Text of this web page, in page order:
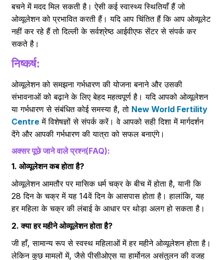
बचने में मदद मिल सकती है। ऐसी कई स्वास्थ्य स्थितियाँ हैं जो
ओव्यूलेशन को प्रभावित करती हैं। यदि आप चिंतित हैं कि आप ओव्यूलेट
नहीं कर रहे हैं तो दिल्ली के सर्वश्रेष्ठ आईवीएफ सेंटर से संपर्क कर
सकते है।
निष्कर्ष:
ओव्यूलेशन को समझना गर्भधारण की योजना बनाने और उसकी
संभावनाओं को बढ़ाने के लिए बेहद महत्वपूर्ण है। यदि आपको ओव्यूलेशन
या गर्भधारण से संबंधित कोई समस्या है, तो New World Fertility
Centre में विशेषज्ञों से संपर्क करें। वे आपको सही दिशा में मार्गदर्शन
देंगे और आपकी गर्भधारण की यात्रा को सफल बनाएंगे।
अक्सर पूछे जाने वाले प्रश्न(FAQ):
1. ओव्यूलेशन कब होता है?
ओव्यूलेशन आमतौर पर मासिक धर्म चक्र के बीच में होता है, यानी कि
28 दिन के चक्र में यह 14वें दिन के आसपास होता है। हालांकि, यह
हर महिला के चक्र की लंबाई के आधार पर थोड़ा अलग हो सकता है।
2. क्या हर महीने ओव्यूलेशन होता है?
जी हाँ, सामान्य रूप से स्वस्थ महिलाओं में हर महीने ओव्यूलेशन होता है।
लेकिन कुछ मामलों में, जैसे पीसीओएस या हार्मोनल असंतुलन की वजह